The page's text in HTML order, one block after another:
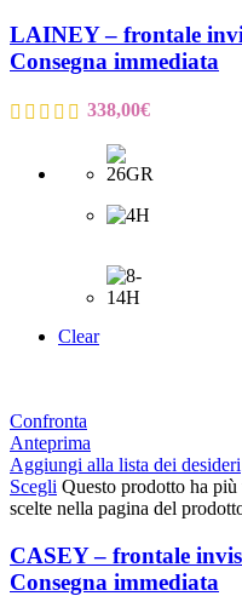
LAINEY – frontale
Consegna immediata
338,00€
Clear
Confronta
Anteprima
Aggiungi alla lista dei desideri
Scegli Questo prodotto ha
scelte nella pagina del
CASEY – frontale
Consegna immediata